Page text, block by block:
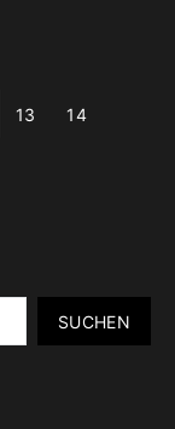
13 14
SUCHEN